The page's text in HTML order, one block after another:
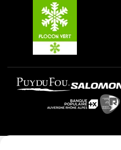
Plagne Villages
Plagne Aime 2000